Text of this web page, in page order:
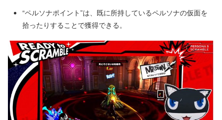
“ペルソナポイント”は、既に所持しているペルソナの仮面を
拾ったりすることで獲得できる。